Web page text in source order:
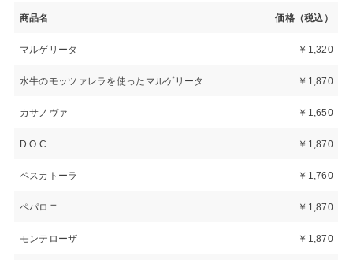
商品名 価格（税込）
マルゲリータ ￥1,320
水牛のモッツァレラを使ったマルゲリータ ￥1,870
カサノヴァ ￥1,650
D.O.C. ￥1,870
ペスカトーラ ￥1,760
ペパロニ ￥1,870
モンテローザ ￥1,870